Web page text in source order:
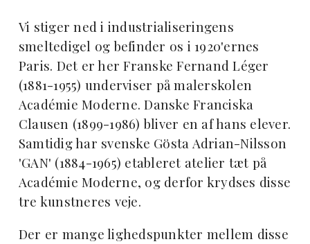
Vi stiger ned i industrialiseringens
smeltedigel og befinder os i 1920'ernes
Paris. Det er her Franske Fernand Léger
(1881-1955) underviser på malerskolen
Académie Moderne. Danske Franciska
Clausen (1899-1986) bliver en af hans elever.
Samtidig har svenske Gösta Adrian-Nilsson
'GAN' (1884-1965) etableret atelier tæt på
Académie Moderne, og derfor krydses disse
tre kunstneres veje.
Der er mange lighedspunkter mellem disse